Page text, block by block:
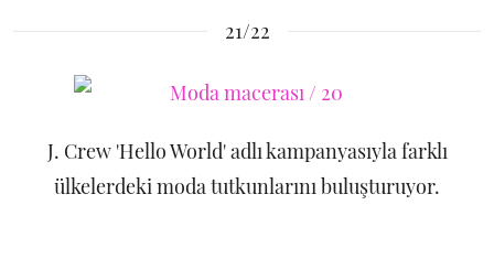
21/22
J. Crew 'Hello World' adlı kampanyasıyla farklı
ülkelerdeki moda tutkunlarını buluşturuyor.